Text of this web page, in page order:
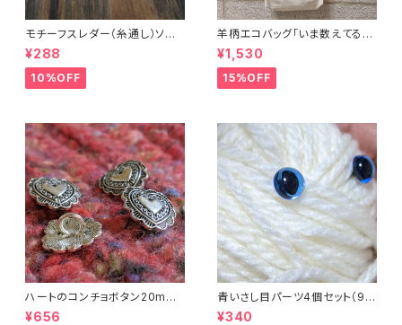
モチーフスレダー（糸通し）ソー
イング小物
¥288
10%OFF
羊柄エコバッグ「いま数えてるか
ら話しかけないで」キャンバスト
ートバッグ
¥1,530
15%OFF
ハートのコンチョボタン20mm
（4個入り）
¥656
青いさし目パーツ4個セット（9m
m）（プラスチックドールアイ）
¥340